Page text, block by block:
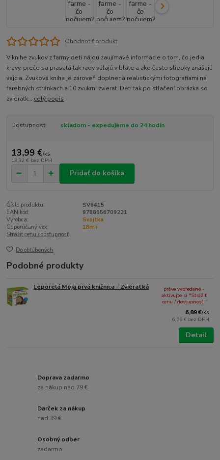
Ohodnotiť produkt
V knihe zvukov z farmy deti nájdu zaujímavé informácie o tom, čo jedia
kravy, prečo sa prasatá tak rady váľajú v blate a ako často sliepky znášajú
vajcia. Zvuková kniha je zároveň doplnená realistickými fotografiami na
farebných stránkach a 10 zvukmi zvierat. Deti tak po stlačení obrázka so
zvieratk... celý popis
Dostupnosť skladom - expedujeme do 24 hodín
13,99 €/ks
13,32 € bez DPH
Pridať do košíka
Číslo produktu:
SV6415
EAN kód:
9788056709221
Výrobca:
Svojtka
Odporúčaný vek:
18m+
Strážiť cenu / dostupnosť
Do obľúbených
Podobné produkty
Leporelá Moja prvá knižnica - Zvieratká
6,89 €/ks
6,56 € bez DPH
práve vypredané -
aktivujte si "Strážiť
cenu / dostupnosť"
Detail
Doprava zadarmo
za nákup nad 79 €
Darček za nákup
nad 39 €
Osobný odber
zadarmo